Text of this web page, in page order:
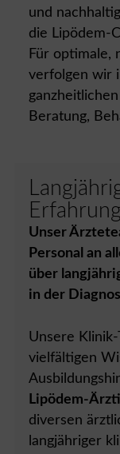
und
die Lipödem-
Für optimale,
verfolgen wir
Beratung,
Erfahrung
Unser
Personal an
über
in der
Unsere
vielfältigen
Lipödem-
diversen
langjähriger